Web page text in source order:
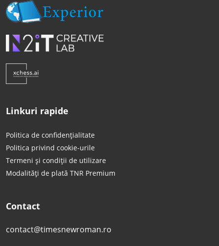
Linkuri rapide
Politica de confidențialitate
Politica privind cookie-urile
Termeni și condiții de utilizare
Modalități de plată TNR Premium
Contact
contact@timesnewroman.ro